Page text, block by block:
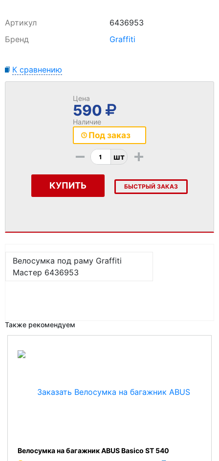
Артикул
6436953
Бренд
Graffiti
К сравнению
Цена
590
Наличие
Под заказ
- шт +
КУПИТЬ БЫСТРЫЙ ЗАКАЗ
Велосумка под раму Graffiti
Мастер 6436953
Также рекомендуем
Велосумка на багажник ABUS Basico ST 540